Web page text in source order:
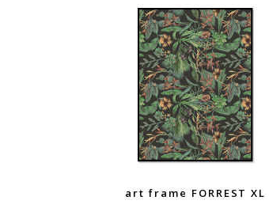
art frame FORREST XL